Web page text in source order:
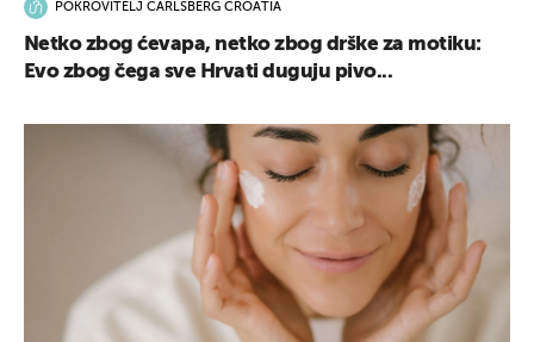
POKROVITELJ CARLSBERG CROATIA
Netko zbog ćevapa, netko zbog drške za motiku:
Evo zbog čega sve Hrvati duguju pivo...